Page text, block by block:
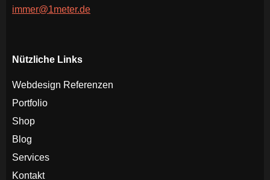
immer@1meter.de
Nützliche Links
Webdesign Referenzen
Portfolio
Shop
Blog
Services
Kontakt